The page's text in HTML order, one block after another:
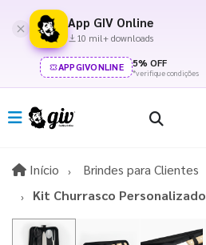
App GIV Online
10 mil+ downloads
APPGIVONLINE 5% OFF
*verifique condições
Início InícioBrindes para Clientes
Kit Churrasco Personalizado